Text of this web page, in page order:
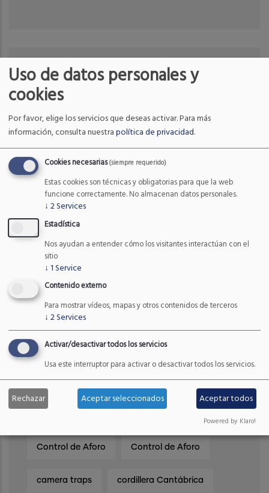
Últimas noticias
Contador de personas SensMax
TAC-B 3D-W
Nueva app de la Fundación Oso
de Asturias
Etiquetas
Control de Aforo Control de Aforo
camera traps cordillera Cantábrica
Uso de datos personales y
cookies
Por favor, elige los servicios que deseas activar.Para más
información, consulta nuestrapolítica de privacidad.
Cookies necesarias(siempre requerido)
Estas cookies son técnicas y obligatorias para que la web
funcione correctamente. No almacenan datos personales.
↓ 2Services
Estadística
Nos ayudan a entender cómo los visitantes interactúan con el
sitio
↓ 1 Service
Contenido externo
Para mostrar vídeos, mapas y otros contenidos de terceros
↓ 2Services
Activar/desactivar todos los servicios
Usa este interruptor para activar o desactivar todos los servicios.
Rechazar Aceptar seleccionados Aceptar todos
Powered by Klaro!